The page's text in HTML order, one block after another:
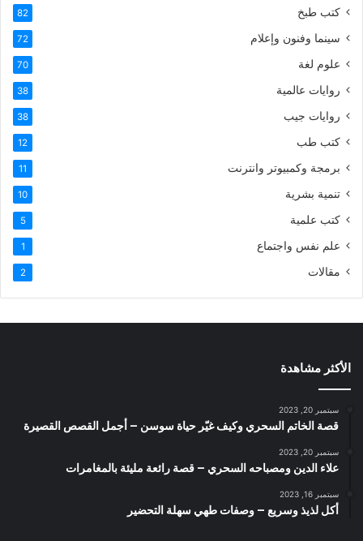
كتب طبخ 82
سينما وفنون وإعلام 72
علوم لغة 70
روايات عالمية 38
روايات جيب 38
كتب طب 12
برمجة وكمبيوتر وانترنت 11
تنمية بشرية 10
كتب علمية 5
علم نفس واجتماع 1
مقالات 2
الأكثر مشاهدة
سبتمبر 20, 2023
قصة الخاتم السحري وكيف غيّر حياة سوسن – أجمل القصص القصيرة
سبتمبر 20, 2023
علاء الدين ومصباحه السحري – قصة رائعة مليئة بالمغامرات
سبتمبر 16, 2023
أكل لذيذ وسريع – وصفات طهي سهلة التحضير